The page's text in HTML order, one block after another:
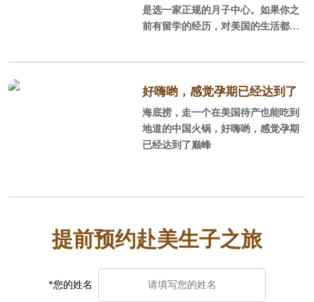
是选一家正规的月子中心。如果你之
前有留学的经历，对美国的生活都还
公停止工作，陪产的性价比不如找个
月子中心。一般对美国不太熟悉，或
者只是游玩过，同行的人也都不会外
语或者没有国外生活经历，建议订月
好嗨哟，感觉孕期已经达到了
巅峰
海底捞，走一个在美国待产也能吃到
地道的中国火锅，好嗨哟，感觉孕期
已经达到了巅峰
提前预约赴美生子之旅
*您的姓名